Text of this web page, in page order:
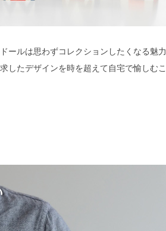
ールは思わずコレクションしたくなる魅力
したデザインを時を超えて自宅で愉しむこ